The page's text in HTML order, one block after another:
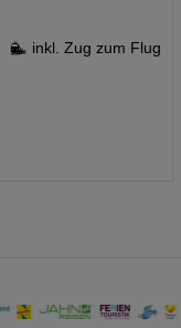
inkl. Zug zum Flug